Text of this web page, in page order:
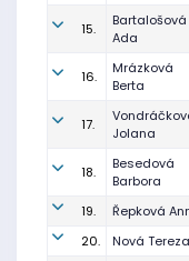
15.
Bartalošová
Ada
16.
Mrázková
Berta
17.
Jolana
18.
Besedová
Barbora
19. Řepková
20.
Nová Tereza